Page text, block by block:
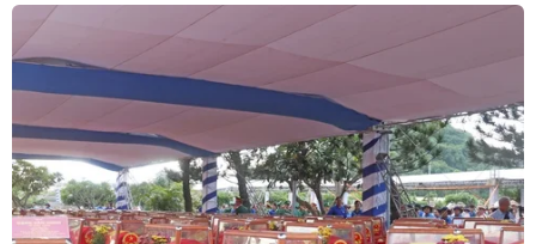
TIN CÙNG CHUYÊN MỤC
Iceland trước cuộc trưng cầu ý dân
về nối lại đàm phán gia nhập EU
08/08/2026 07:54